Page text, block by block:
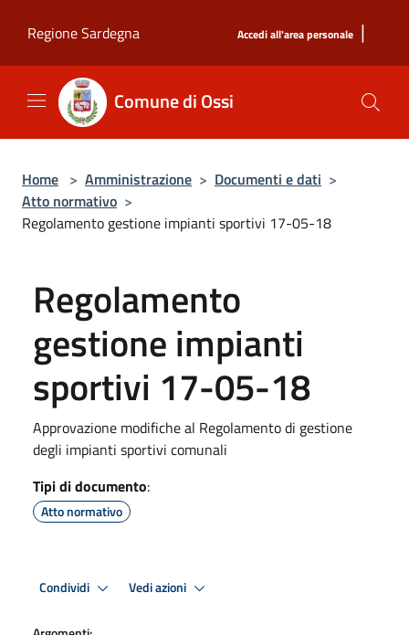
Regione Sardegna
Accedi all'area personale |
Comune di Ossi
Home > Amministrazione > Documenti e dati >
Atto normativo >
Regolamento gestione impianti sportivi 17-05-18
Regolamento
gestione impianti
sportivi 17-05-18
Approvazione modifiche al Regolamento di gestione
degli impianti sportivi comunali
Tipi di documento:
Atto normativo
Condividi Vedi azioni